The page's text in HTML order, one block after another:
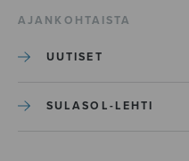
AJANKOHTAISTA
UUTISET
SULASOL-LEHTI